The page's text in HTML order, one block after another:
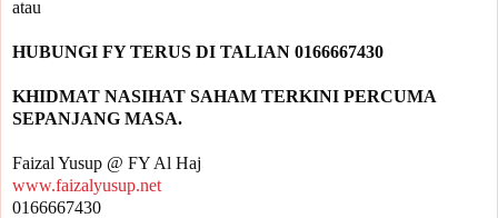
KHIDMAT NASIHAT SAHAM TERKINI PERCUMA
www.faizalyusup.net
0166667430